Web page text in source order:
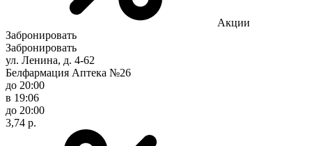
Акции
Забронировать
Забронировать
ул. Ленина, д. 4-62
Белфармация Аптека №26
до 20:00
в 19:06
до 20:00
3,74 р.